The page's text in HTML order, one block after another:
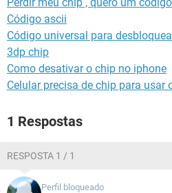
Código ascii
Código universal para
3dp chip
Como desativar o chip no iphone
Celular precisa de chip para usar
1 Respostas
RESPOSTA 1 / 1
Perfil bloqueado